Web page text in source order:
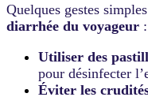
Quelques gestes
diarrhée du voyageur :
Utiliser des
pour désinfecter
Éviter les